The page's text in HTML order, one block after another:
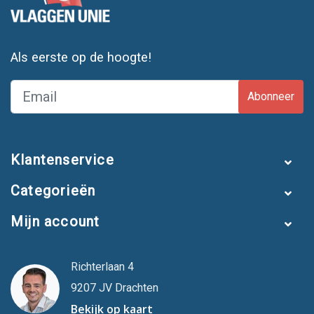
Als eerste op de hoogte!
Abonneer
Klantenservice
Categorieën
Mijn account
Richterlaan 4
9207 JV Drachten
Bekijk op kaart